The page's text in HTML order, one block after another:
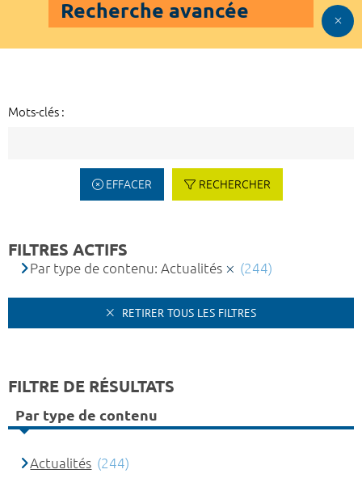
Recherche avancée
Mots-clés :
EFFACER RECHERCHER
FILTRES ACTIFS
Par type de contenu: Actualités (244)
RETIRER TOUS LES FILTRES
FILTRE DE RÉSULTATS
Par type de contenu
Actualités (244)